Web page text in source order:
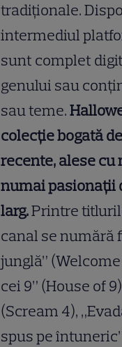
tradiționale.
intermediul
sunt complet
genului sau
sau teme.
colecție bogată
recente, alese cu
numai pasionații
larg.Printre
canal se numără
junglă”
cei 9” (House of
(Scream 4),
spus pe